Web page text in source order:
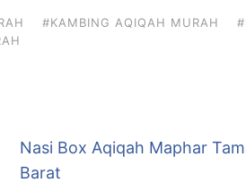
#KAMBING AQIQAH MURAH
Nasi Box Aqiqah Maphar
Barat